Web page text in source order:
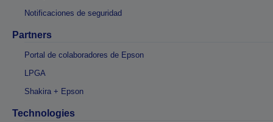
Notificaciones de seguridad
Partners
Portal de colaboradores de Epson
LPGA
Shakira + Epson
Technologies